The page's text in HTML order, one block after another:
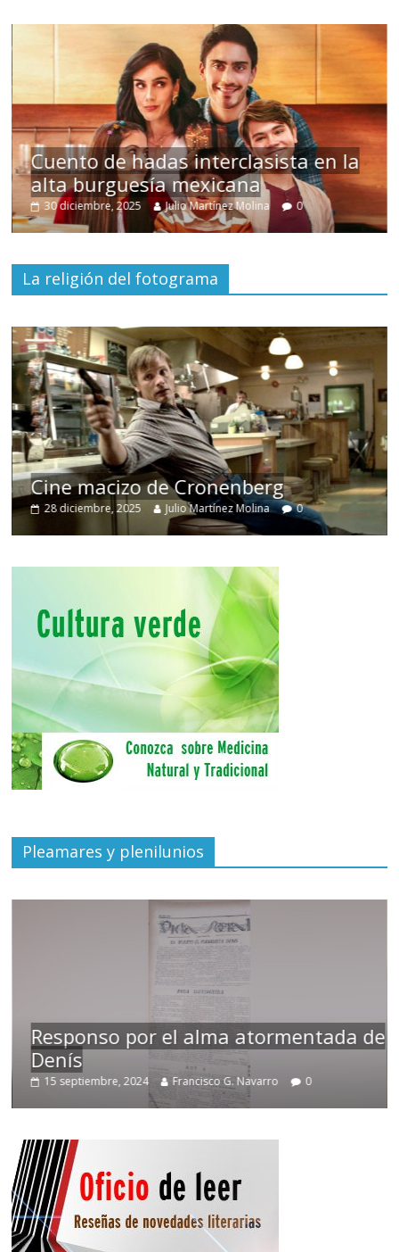
de hadas interclasista en la
burguesía mexicana
2025 Julio Martínez Molina 0
Un
La religión del fotograma
Cine macizo de Cronenberg
28 diciembre, 2025 Julio Martínez Molina 0
Pleamares y plenilunios
Responso por el alma atormentada de
Denís
15 septiembre, 2024 Francisco G. Navarro 0